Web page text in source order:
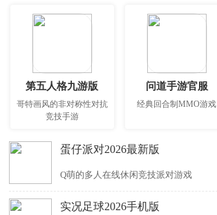
第五人格九游版
哥特画风的非对称性对抗
竞技手游
问道手游官服
经典回合制MMO游戏
蛋仔派对2026最新版
Q萌的多人在线休闲竞技派对游戏
实况足球2026手机版